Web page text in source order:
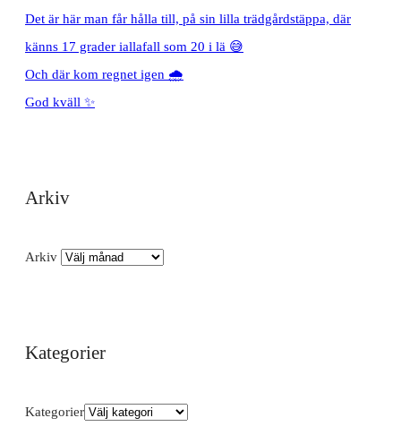
Det är här man får hålla till, på sin lilla trädgårdstäppa, där
känns 17 grader iallafall som 20 i lä 😅
Och där kom regnet igen 🌧️
God kväll ✨
Arkiv
Arkiv
Kategorier
Kategorier